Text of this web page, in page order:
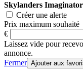
Skylanders
Créer une alerte
Prix maximum souhaité
€
Laissez vide pour
annonce.
Fermer Ajouter aux